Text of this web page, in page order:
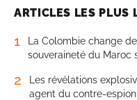
ARTICLES LES PLUS
1
La Colombie change
souveraineté du Maroc
2
Les révélations
agent du contre-